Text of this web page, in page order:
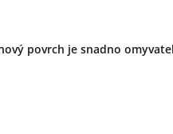
povrch je snadno